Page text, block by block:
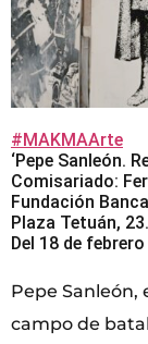
#MAKMAArte
‘Pepe Sanleón.
Comisariado:
Fundación
Plaza Tetuán,
Del 18 de
Pepe Sanleón,
campo de